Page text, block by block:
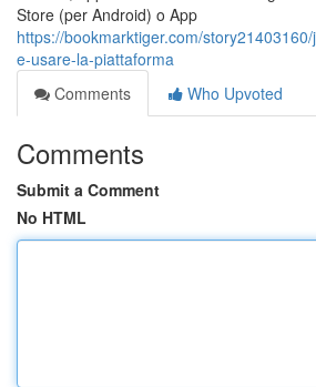
Store (per Android) o App
https://bookmarktiger.com/
e-usare-la-piattaforma
Comments
Who Upvoted
Comments
Submit a Comment
No HTML